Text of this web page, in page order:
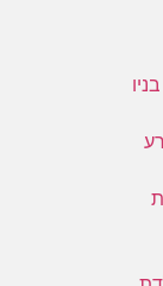
היה בניו
הרע